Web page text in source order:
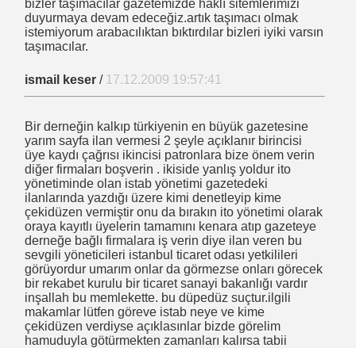
bizler taşımacılar gazetemizde haklı sitemlerimizi
duyurmaya devam edeceğiz.artık taşımacı olmak
istemiyorum arabacılıktan bıktırdılar bizleri iyiki varsın
taşımacılar.
ismail keser / 17.12.2009 19:57:41
Bir derneğin kalkıp türkiyenin en büyük gazetesine
yarım sayfa ilan vermesi 2 şeyle açıklanır birincisi
üye kaydı çağrısı ikincisi patronlara bize önem verin
diğer firmaları boşverin . ikiside yanlış yoldur ito
yönetiminde olan istab yönetimi gazetedeki
ilanlarında yazdığı üzere kimi denetleyip kime
çekidüzen vermiştir onu da bırakın ito yönetimi olarak
oraya kayıtlı üyelerin tamamını kenara atıp gazeteye
derneğe bağlı firmalara iş verin diye ilan veren bu
sevgili yöneticileri istanbul ticaret odası yetkilileri
görüyordur umarım onlar da görmezse onları görecek
bir rekabet kurulu bir ticaret sanayi bakanlığı vardır
inşallah bu memlekette. bu düpedüz suçtur.ilgili
makamlar lütfen göreve istab neye ve kime
çekidüzen verdiyse açıklasınlar bizde görelim
hamuduyla götürmekten zamanları kalırsa tabii
iflas TOFED Galip ÖZTÜRK